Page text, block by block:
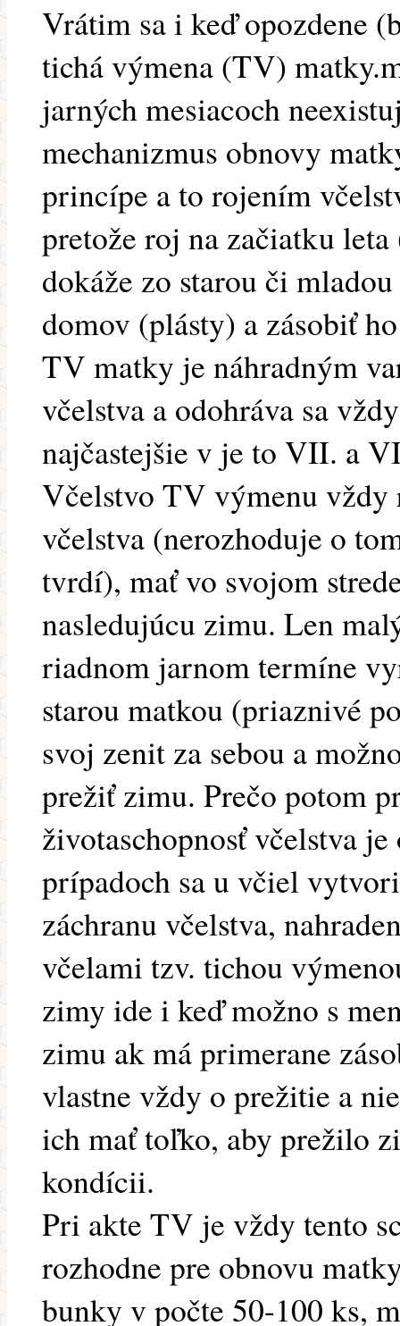
Vrátim sa i keď opozdene
tichá výmena (TV)
jarných mesiacoch
mechanizmus obnovy
princípe a to rojením
pretože roj na začiatku
dokáže zo starou či
domov (plásty) a zásobiť
TV matky je náhradným
včelstva a odohráva sa
najčastejšie v je to VII. a
Včelstvo TV výmenu
včelstva (nerozhoduje o
tvrdí), mať vo svojom
nasledujúcu zimu. Len
riadnom jarnom termíne
starou matkou (priaznivé
svoj zenit za sebou a
prežiť zimu. Prečo potom
životaschopnosť včelstva
prípadoch sa u včiel
záchranu včelstva,
včelami tzv. tichou
zimy ide i keď možno s
zimu ak má primerane
vlastne vždy o prežitie a
ich mať toľko, aby prežilo
kondícii.
Pri akte TV je vždy tento
rozhodne pre obnovu
bunky v počte 50-100 ks,